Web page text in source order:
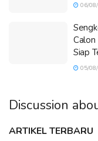
06/
Calon
Siap
05/
Discussion
ARTIKEL TERBARU